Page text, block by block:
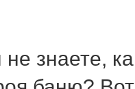
знаете,